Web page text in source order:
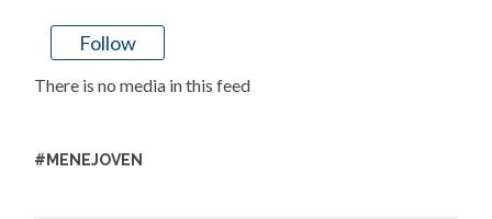
Follow
There is no media in this feed
#MENEJOVEN